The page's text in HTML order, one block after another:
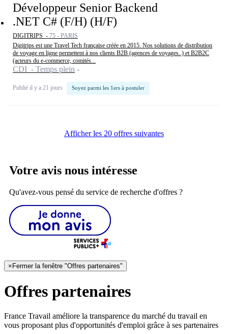
Développeur Senior Backend
.NET C# (F/H) (H/F)
DIGITRIPS - 75 - PARIS
Digitrips est une Travel Tech française créée en 2015. Nos solutions de distribution
de voyage en ligne permettent à nos clients B2B (agences de voyages..) et B2B2C
(acteurs du e-commerce, comités...
CDI - Temps plein
Publié il y a 21 jours Soyez parmi les 1ers à postuler
Afficher les 20 offres suivantes
Votre avis nous intéresse
Qu'avez-vous pensé du service de recherche d'offres ?
×Fermer la fenêtre "Offres partenaires"
Offres partenaires
France Travail améliore la transparence du marché du travail en
vous proposant plus d'opportunités d'emploi grâce à ses partenaires